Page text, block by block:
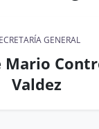
GENERAL
Mario
Valdez